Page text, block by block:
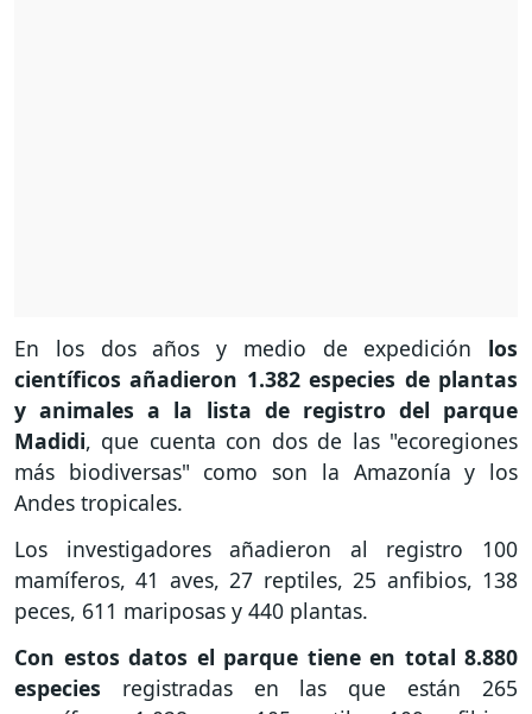
En los dos años y medio de expedición los
científicos añadieron 1.382 especies de plantas
y animales a la lista de registro del parque
Madidi, que cuenta con dos de las "ecoregiones
más biodiversas" como son la Amazonía y los
Andes tropicales.
Los investigadores añadieron al registro 100
mamíferos, 41 aves, 27 reptiles, 25 anfibios, 138
peces, 611 mariposas y 440 plantas.
Con estos datos el parque tiene en total 8.880
especies registradas en las que están 265